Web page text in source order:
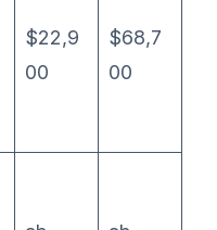
$22,9
00
$68,7
00